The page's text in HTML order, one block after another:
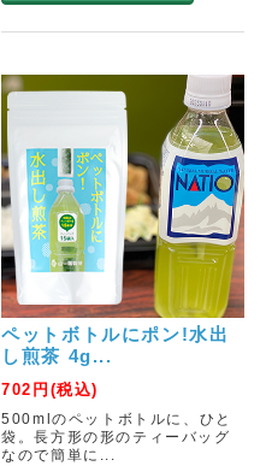
ペットボトルにポン!水出
し煎茶 4g...
702 円(税込)
500mlのペットボトルに、ひと
袋。長方形の形のティーバッグ
なので簡単に...